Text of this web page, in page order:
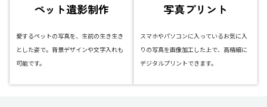
ペット遺影制作
愛するペットの写真を、生前の生き生き
とした姿で。背景デザインや文字入れも
可能です。
写真プリント
スマホやパソコンに入っているお気に入
りの写真を画像加工した上で、高精細に
デジタルプリントできます。